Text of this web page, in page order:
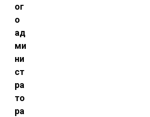
ог
о
ад
ми
ни
ст
ра
то
ра